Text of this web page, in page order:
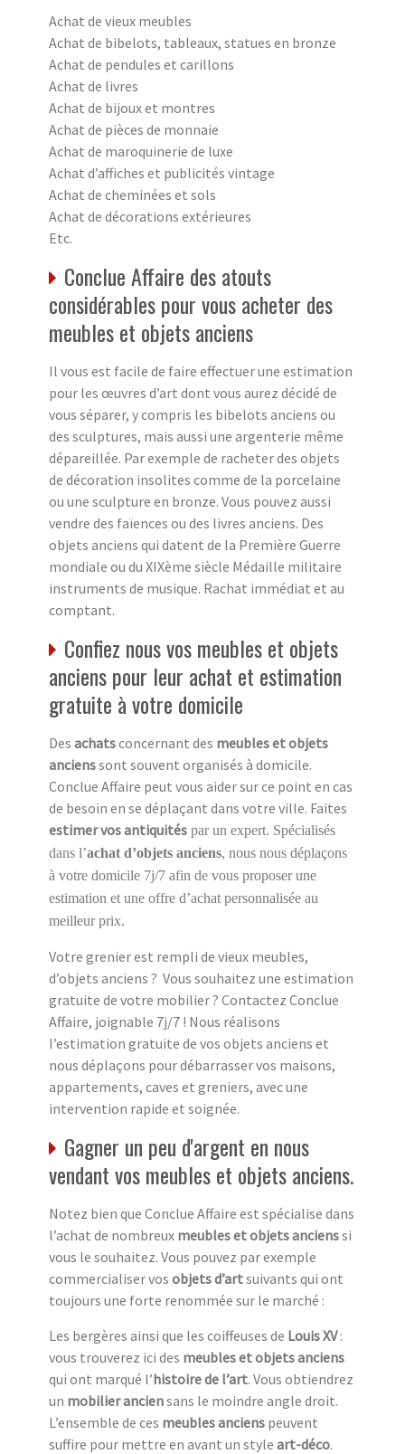
Achat de vieux meubles
Achat de bibelots, tableaux, statues en bronze
Achat de pendules et carillons
Achat de livres
Achat de bijoux et montres
Achat de pièces de monnaie
Achat de maroquinerie de luxe
Achat d’affiches et publicités vintage
Achat de cheminées et sols
Achat de décorations extérieures
Etc.
Conclue Affaire des atouts
considérables pour vous acheter des
meubles et objets anciens
Il vous est facile de faire effectuer une estimation
pour les œuvres d’art dont vous aurez décidé de
vous séparer, y compris les bibelots anciens ou
des sculptures, mais aussi une argenterie même
dépareillée. Par exemple de racheter des objets
de décoration insolites comme de la porcelaine
ou une sculpture en bronze. Vous pouvez aussi
vendre des faïences ou des livres anciens. Des
objets anciens qui datent de la Première Guerre
mondiale ou du XIXème siècle Médaille militaire
instruments de musique. Rachat immédiat et au
comptant.
Confiez nous vos meubles et objets
anciens pour leur achat et estimation
gratuite à votre domicile
Des achatsconcernant des meubles et objets
ancienssont souvent organisés à domicile.
Conclue Affaire peut vous aider sur ce point en cas
de besoin en se déplaçant dans votre ville. Faites
estimer vos antiquités par un expert. Spécialisés
dans l’achat d’objets anciens, nous nous déplaçons
à votre domicile 7j/7 afin de vous proposer une
estimation et une offre d’achat personnalisée au
meilleur prix.
Votre grenier est rempli de vieux meubles,
d’objets anciens ? Vous souhaitez une estimation
gratuite de votre mobilier ? Contactez Conclue
Affaire, joignable 7j/7 ! Nous réalisons
l’estimation gratuite de vos objets anciens et
nous déplaçons pour débarrasser vos maisons,
appartements, caves et greniers, avec une
intervention rapide et soignée.
Gagner un peu d'argent en nous
vendant vos meubles et objets anciens.
Notez bien que Conclue Affaire est spécialise dans
l’achat de nombreux meubles et objets ancienssi
vous le souhaitez. Vous pouvez par exemple
commercialiser vos objets d’artsuivants qui ont
toujours une forte renommée sur le marché :
Les bergères ainsi que les coiffeuses de Louis XV:
vous trouverez ici des meubles et objets anciens
qui ont marqué l’histoire de l’art. Vous obtiendrez
un mobilier anciensans le moindre angle droit.
L’ensemble de ces meubles anciens peuvent
suffire pour mettre en avant un style art-déco.